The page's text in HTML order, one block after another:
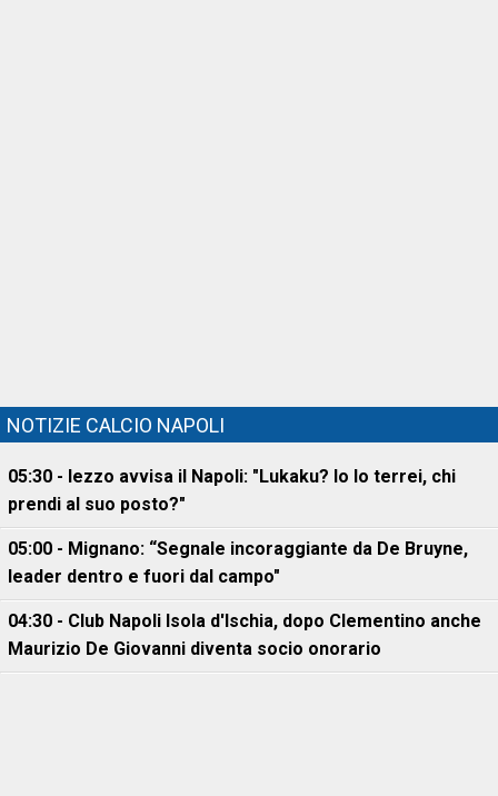
NOTIZIE CALCIO NAPOLI
05:30 - Iezzo avvisa il Napoli: "Lukaku? Io lo terrei, chi
prendi al suo posto?"
05:00 - Mignano: “Segnale incoraggiante da De Bruyne,
leader dentro e fuori dal campo"
04:30 - Club Napoli Isola d'Ischia, dopo Clementino anche
Maurizio De Giovanni diventa socio onorario